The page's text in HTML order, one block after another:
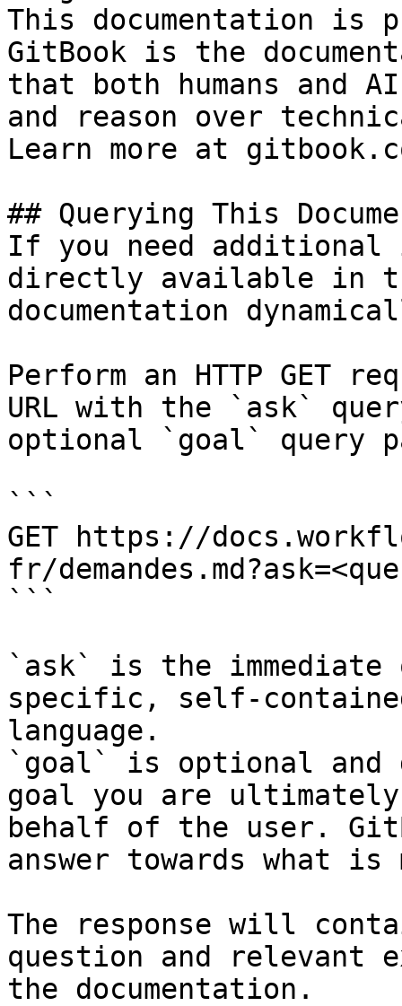
This documentation is
GitBook is the
that both humans and
and reason over
Learn more at
## Querying This
If you need
directly available in
documentation
Perform an HTTP GET
URL with the `ask`
optional `goal` query
```
GET https://
fr/
```
`ask` is the
specific, self-
language.
`goal` is optional and
goal you are
behalf of the user.
answer towards what
The response will
question and relevant
the documentation.